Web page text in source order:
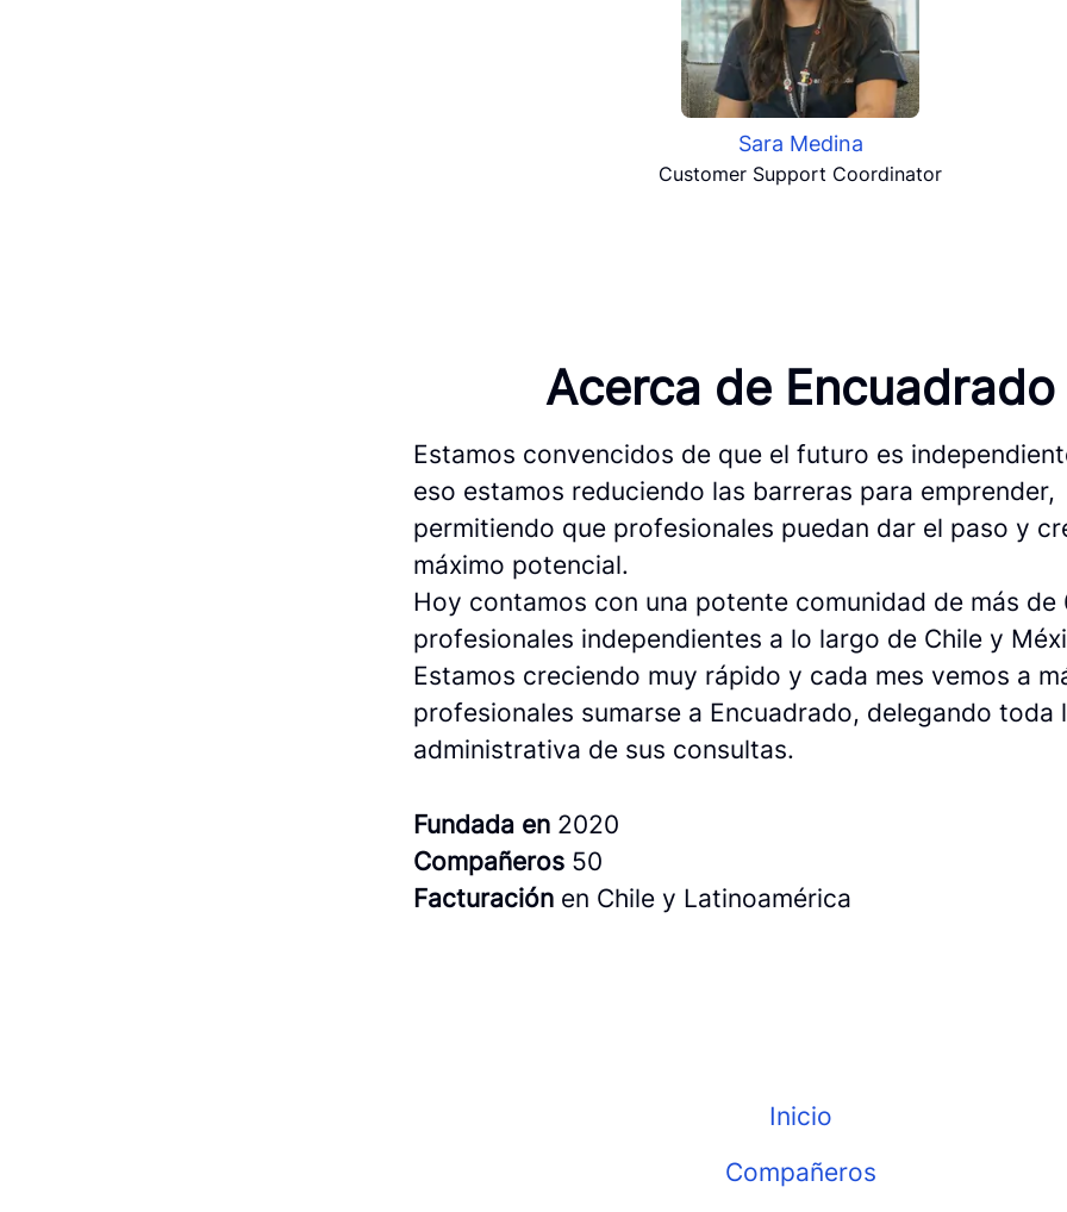
Sara Medina
Customer Support Coordinator
Acerca de Encuadrado
Estamos convencidos de que el futuro es
eso estamos reduciendo las barreras para emprender,
permitiendo que profesionales puedan dar el paso y
máximo potencial.
Hoy contamos con una potente comunidad de más de
profesionales independientes a lo largo de Chile y
Estamos creciendo muy rápido y cada mes vemos a
profesionales sumarse a Encuadrado, delegando toda
administrativa de sus consultas.
Fundada en 2020
Compañeros 50
Facturación en Chile y Latinoamérica
Inicio
Compañeros